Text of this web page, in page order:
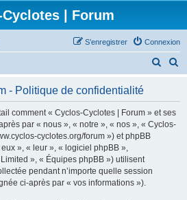
| Forum
Connexion
S’enregistrer
h
e
- Politique de confidentialité
comment « Cyclos-Cyclotes | Forum » et ses
par « nous », « notre », « nos », « Cyclos-
cyclotes.org/forum ») et phpBB
», « leur », « logiciel phpBB »,
», « Équipes phpBB ») utilisent
pendant n’importe quelle session
ci-après par « vos informations »).